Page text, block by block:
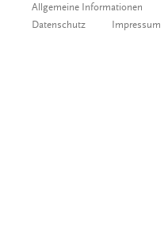
Allgemeine Informationen
Datenschutz
Impressum